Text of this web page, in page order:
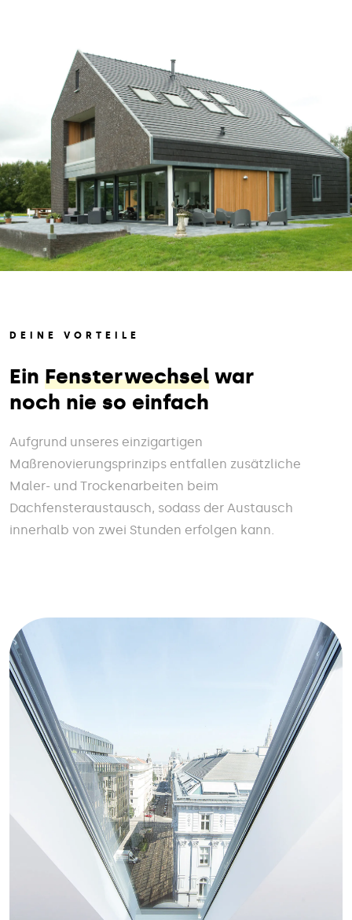
DEINE VORTEILE
Ein Fensterwechsel war
noch nie so einfach
Aufgrund unseres einzigartigen
Maßrenovierungsprinzips entfallen zusätzliche
Maler- und Trockenarbeiten beim
Dachfensteraustausch, sodass der Austausch
innerhalb von zwei Stunden erfolgen kann.